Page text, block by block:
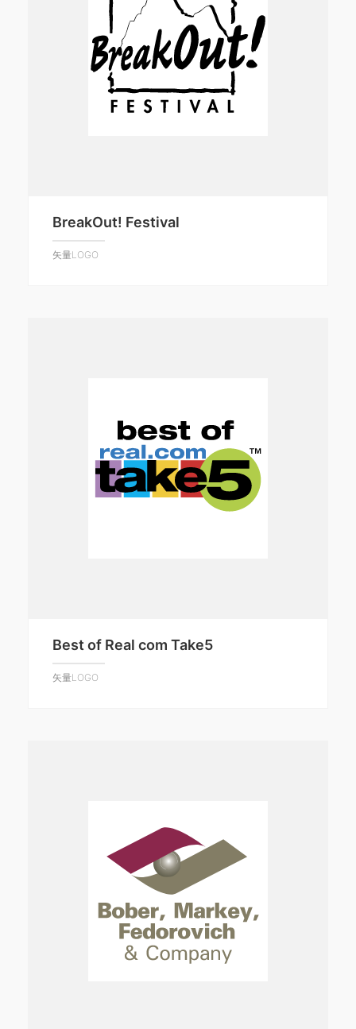
BreakOut! Festival
矢量LOGO
Best of Real com Take5
矢量LOGO